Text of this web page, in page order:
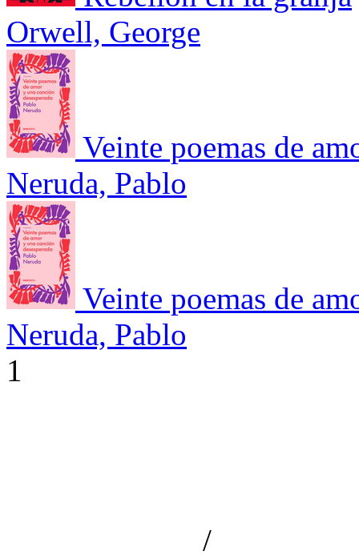
Orwell, George
Veinte poemas de
Neruda, Pablo
Veinte poemas de
Neruda, Pablo
1
/